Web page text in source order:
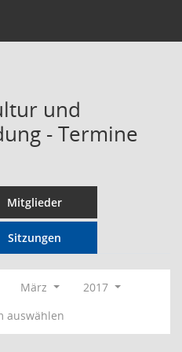
und
- Termine
Mitglieder
Sitzungen
März
2017
auswählen